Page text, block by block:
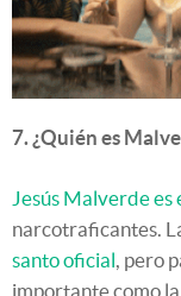
7. ¿Quién es
Jesús Malverde es
narcotraficantes.
santo oficial, pero
importante como